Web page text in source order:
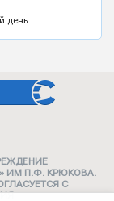
день
ИМ П.Ф. КРЮКОВА.
С